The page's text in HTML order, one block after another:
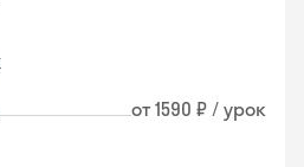
от 1590 ₽ / урок